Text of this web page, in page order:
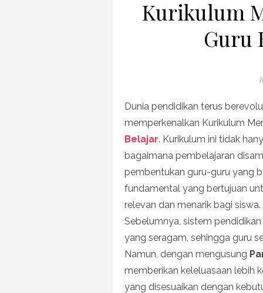
Kurikulum
Guru
Dunia pendidikan terus
memperkenalkan Kurikulum
Belajar. Kurikulum ini tidak
bagaimana pembelajaran
pembentukan guru-guru yang
fundamental yang bertujuan
relevan dan menarik bagi siswa.
Sebelumnya, sistem
yang seragam, sehingga guru
Namun, dengan mengusung
memberikan keleluasaan lebih
yang disesuaikan dengan